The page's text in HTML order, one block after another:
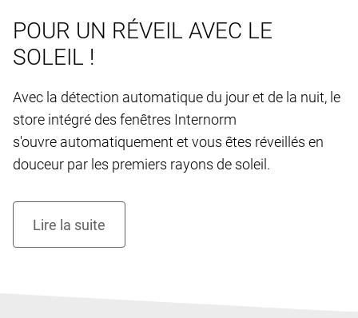
POUR UN RÉVEIL AVEC LE
SOLEIL !
Avec la détection automatique du jour et de la nuit, le
store intégré des fenêtres Internorm
s'ouvre automatiquement et vous êtes réveillés en
douceur par les premiers rayons de soleil.